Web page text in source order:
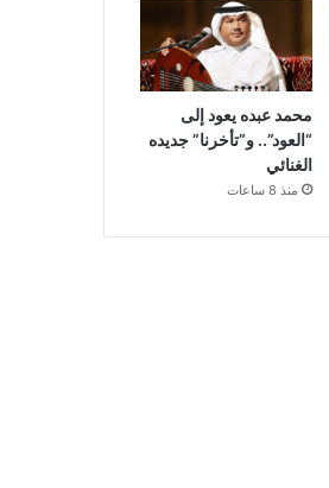
محمد عبده يعود إلى
“العود”.. و”تأخرنا” جديده
الغنائي
منذ 8 ساعات